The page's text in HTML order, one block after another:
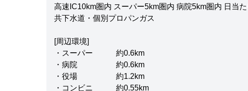
高速IC10km圏内 スーパー5km圏内 病院5km圏内 日当
共下水道・個別プロパンガス
[周辺環境]
・スーパー 約0.6km
・病院 約0.6km
・役場 約1.2km
・コンビニ 約0.55km